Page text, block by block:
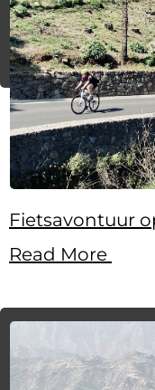
Fietsavontuur
Read More